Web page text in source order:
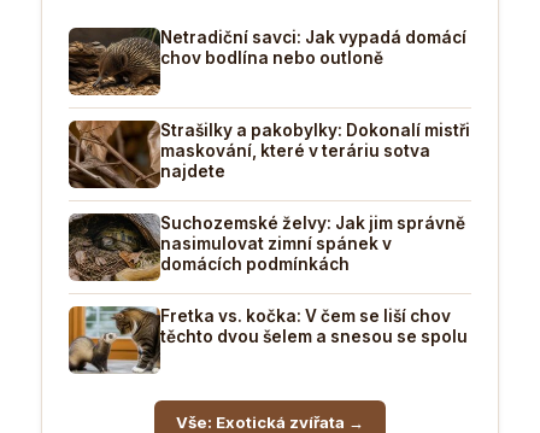
Netradiční savci: Jak vypadá domácí
chov bodlína nebo outloně
Strašilky a pakobylky: Dokonalí mistři
maskování, které v teráriu sotva
najdete
Suchozemské želvy: Jak jim správně
nasimulovat zimní spánek v
domácích podmínkách
Fretka vs. kočka: V čem se liší chov
těchto dvou šelem a snesou se spolu
Vše: Exotická zvířata →